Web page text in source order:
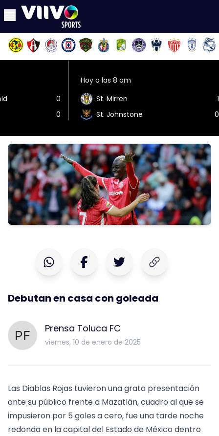
0
0
Hoy a las 8 am
St. Mirren
1
St. Johnstone
0
Debutan en casa con goleada
Prensa Toluca FC
viernes, 10 de enero de 2025
Las Diablas Rojas tuvieron una grata presentación
ante su público frente a Mazatlán, cuadro al que se
impusieron por 5 goles a cero, fue una tarde noche
redonda en la capital del Estado de México dentro